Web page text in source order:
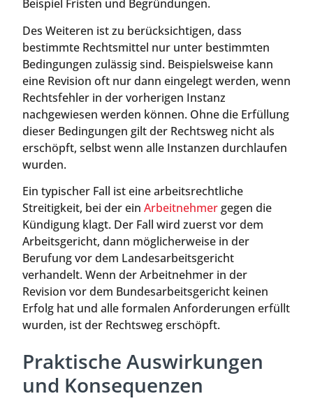
Beispiel Fristen und Begründungen.
Des Weiteren ist zu berücksichtigen, dass
bestimmte Rechtsmittel nur unter bestimmten
Bedingungen zulässig sind. Beispielsweise kann
eine Revision oft nur dann eingelegt werden, wenn
Rechtsfehler in der vorherigen Instanz
nachgewiesen werden können. Ohne die Erfüllung
dieser Bedingungen gilt der Rechtsweg nicht als
erschöpft, selbst wenn alle Instanzen durchlaufen
wurden.
Ein typischer Fall ist eine arbeitsrechtliche
Streitigkeit, bei der ein Arbeitnehmergegen die
Kündigung klagt. Der Fall wird zuerst vor dem
Arbeitsgericht, dann möglicherweise in der
Berufung vor dem Landesarbeitsgericht
verhandelt. Wenn der Arbeitnehmer in der
Revision vor dem Bundesarbeitsgericht keinen
Erfolg hat und alle formalen Anforderungen erfüllt
wurden, ist der Rechtsweg erschöpft.
Praktische Auswirkungen
und Konsequenzen